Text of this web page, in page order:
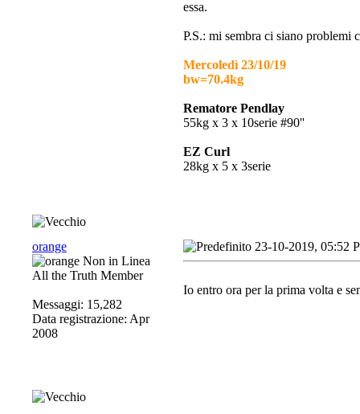
essa.
P.S.: mi sembra ci siano problemi
Mercoledì 23/10/19
bw=70.4kg
Rematore Pendlay
55kg x 3 x 10serie #90''
EZ Curl
28kg x 5 x 3serie
orange
All the Truth Member
Messaggi: 15,282
Data registrazione: Apr
2008
23-10-2019, 05:52
Io entro ora per la prima volta e